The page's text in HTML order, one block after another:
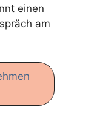
einen
am